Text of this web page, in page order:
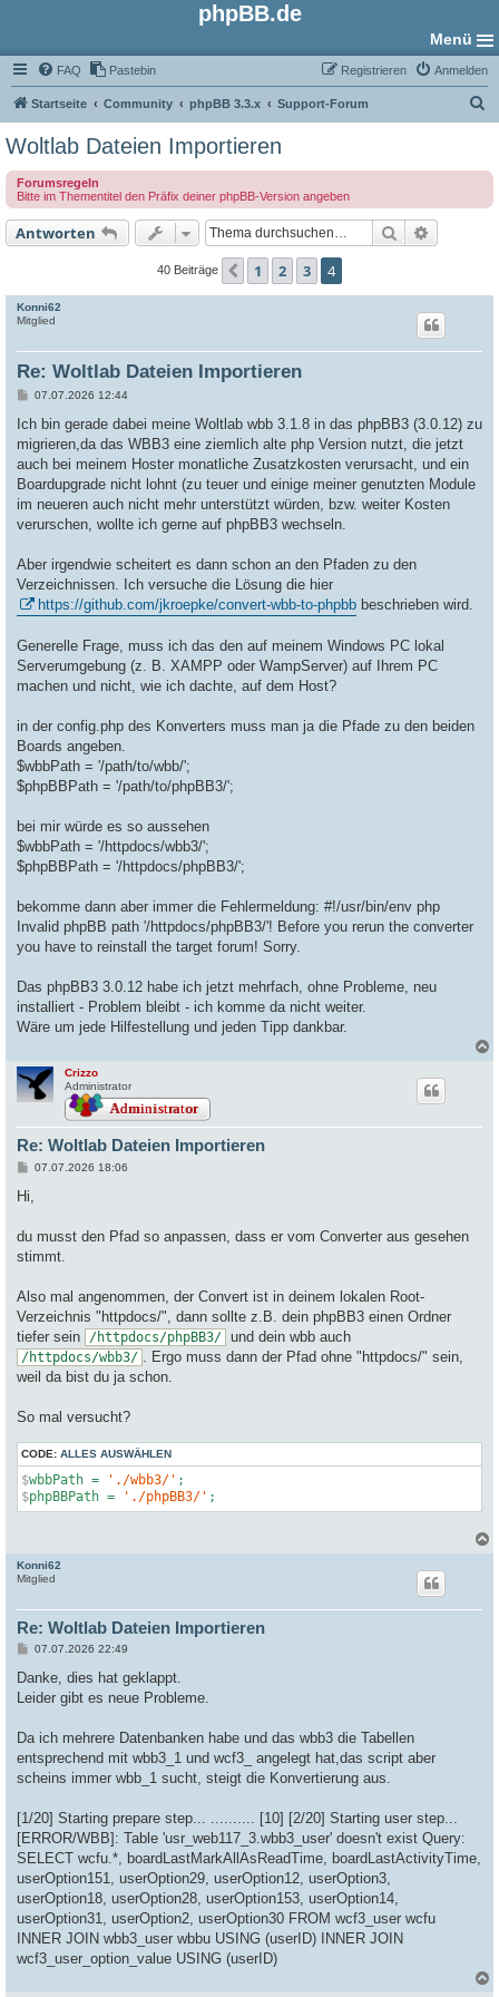
phpBB.de
Menü
FAQ Pastebin Anmelden
Registrieren
Startseite Community phpBB 3.3.x Support-Forum
e
Woltlab Dateien Importieren
Forumsregeln
Bitte im Thementitel den Präfix deiner phpBB-Version angeben
Antworten Suche
40 Beiträge Vorherige
1 2 3 4
Konni62
Mitglied
Re: Woltlab Dateien Importieren
B
i
r
a
07.07.2026 12:44
Ich bin gerade dabei meine Woltlab wbb 3.1.8 in das phpBB3 (3.0.12) zu
migrieren,da das WBB3 eine ziemlich alte php Version nutzt, die jetzt
auch bei meinem Hoster monatliche Zusatzkosten verursacht, und ein
Boardupgrade nicht lohnt (zu teuer und einige meiner genutzten Module
im neueren auch nicht mehr unterstützt würden, bzw. weiter Kosten
verurschen, wollte ich gerne auf phpBB3 wechseln.
Aber irgendwie scheitert es dann schon an den Pfaden zu den
Verzeichnissen. Ich versuche die Lösung die hier
https://github.com/jkroepke/convert-wbb-to-phpbb beschrieben wird.
Generelle Frage, muss ich das den auf meinem Windows PC lokal
Serverumgebung (z. B. XAMPP oder WampServer) auf Ihrem PC
machen und nicht, wie ich dachte, auf dem Host?
in der config.php des Konverters muss man ja die Pfade zu den beiden
Boards angeben.
$wbbPath = '/path/to/wbb/';
$phpBBPath = '/path/to/phpBB3/';
bei mir würde es so aussehen
$wbbPath = '/httpdocs/wbb3/';
$phpBBPath = '/httpdocs/phpBB3/';
bekomme dann aber immer die Fehlermeldung: #!/usr/bin/env php
Invalid phpBB path '/httpdocs/phpBB3/'! Before you rerun the converter
you have to reinstall the target forum! Sorry.
Das phpBB3 3.0.12 habe ich jetzt mehrfach, ohne Probleme, neu
installiert - Problem bleibt - ich komme da nicht weiter.
Wäre um jede Hilfestellung und jeden Tipp dankbar.
Crizzo
Administrator
Re: Woltlab Dateien Importieren
B
t
a
07.07.2026 18:06
Hi,
du musst den Pfad so anpassen, dass er vom Converter aus gesehen
stimmt.
Also mal angenommen, der Convert ist in deinem lokalen Root-
Verzeichnis "httpdocs/", dann sollte z.B. dein phpBB3 einen Ordner
tiefer sein
/httpdocs/phpBB3/ und dein wbb auch
/httpdocs/wbb3/
. Ergo muss dann der Pfad ohne "httpdocs/" sein,
weil da bist du ja schon.
So mal versucht?
CODE: ALLES AUSWÄHLEN
$wbbPath = './wbb3/' ;
$phpBBPath = './phpBB3/' ;
Konni62
Mitglied
Re: Woltlab Dateien Importieren
B
i
r
07.07.2026 22:49
Danke, dies hat geklappt.
Leider gibt es neue Probleme.
Da ich mehrere Datenbanken habe und das wbb3 die Tabellen
entsprechend mit wbb3_1 und wcf3_ angelegt hat,das script aber
scheins immer wbb_1 sucht, steigt die Konvertierung aus.
[1/20] Starting prepare step... .......... [10] [2/20] Starting user step...
[ERROR/WBB]: Table 'usr_web117_3.wbb3_user' doesn't exist Query:
SELECT wcfu.*, boardLastMarkAllAsReadTime, boardLastActivityTime,
userOption151, userOption29, userOption12, userOption3,
userOption18, userOption28, userOption153, userOption14,
userOption31, userOption2, userOption30 FROM wcf3_user wcfu
INNER JOIN wbb3_user wbbu USING (userID) INNER JOIN
wcf3_user_option_value USING (userID)